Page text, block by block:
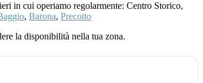
in cui operiamo regolarmente: Centro Storico,
, Barona, Precotto
la disponibilità nella tua zona.